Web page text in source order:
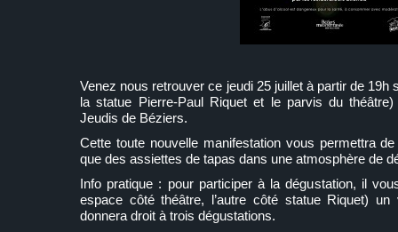
Venez nous retrouver ce jeudi 25 juillet à partir de 19h
la statue Pierre-Paul Riquet et le parvis du
Jeudis de Béziers.
Cette toute nouvelle manifestation vous permettra
que des assiettes de tapas dans une atmosphère de
Info pratique : pour participer à la dégustation, il
espace côté théâtre, l’autre côté statue Riquet)
donnera droit à trois dégustations.